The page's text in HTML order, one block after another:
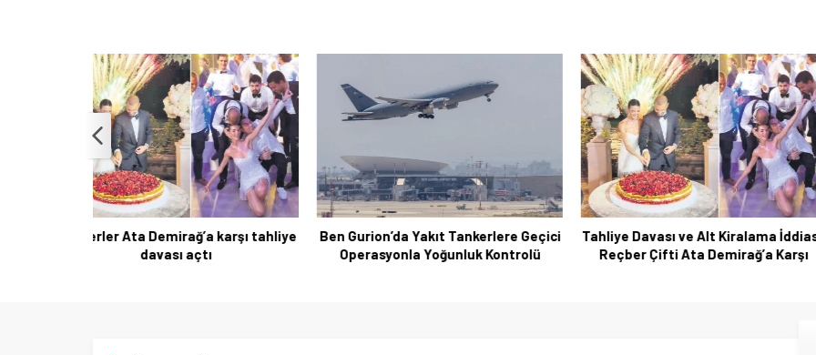
Ben Gurion’da Yakıt Tankerlere Geçici
Operasyonla Yoğunluk Kontrolü
Tahliye Davası ve Alt Kiralama İddiası:
Reçber Çifti Ata Demirağ’a Karşı
Nadir Kanserle Mücadele:
Towle Hayatını Kaybetti